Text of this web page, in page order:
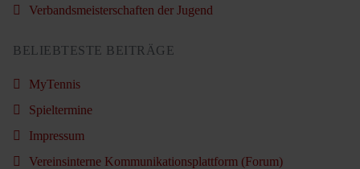
Verbandsmeisterschaften der Jugend
BELIEBTESTE BEITRÄGE
MyTennis
Spieltermine
Impressum
Vereinsinterne Kommunikationsplattform (Forum)